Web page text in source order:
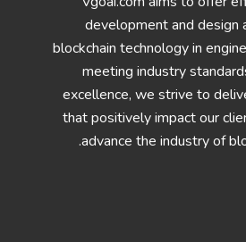
پرو
Video outlines that are a
development and design
blockchain technology in
meeting industry
excellence, we strive to
that positively impact our
advance the industry of